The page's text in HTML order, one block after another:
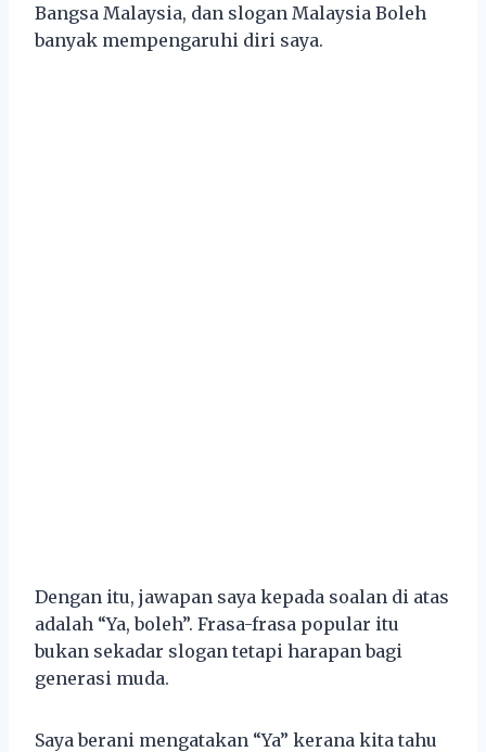
Bangsa Malaysia, dan slogan Malaysia Boleh
banyak mempengaruhi diri saya.
Dengan itu, jawapan saya kepada soalan di atas
adalah “Ya, boleh”. Frasa-frasa popular itu
bukan sekadar slogan tetapi harapan bagi
generasi muda.
Saya berani mengatakan “Ya” kerana kita tahu